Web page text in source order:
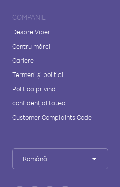
COMPANIE
Despre Viber
Centru mărci
Cariere
Termeni și politici
Politica privind
confidențialitatea
Customer Complaints Code
Română